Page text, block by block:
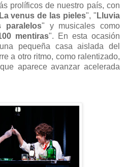
prolíficos de nuestro país, con
La venus de las pieles", " Lluvia
paralelos" y musicales como
mentiras". En esta ocasión
pequeña casa aislada del
a otro ritmo, como ralentizado,
aparece avanzar acelerada